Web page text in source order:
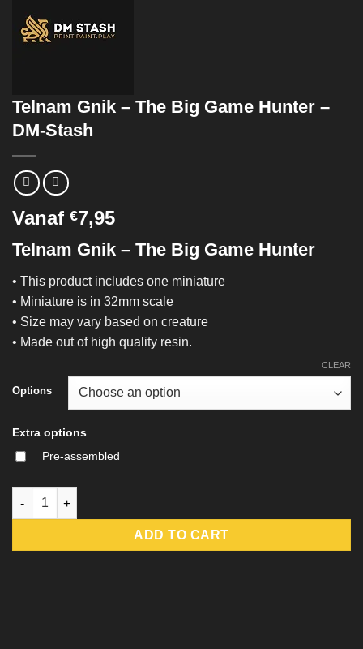
Telnam Gnik – The Big Game Hunter –
DM-Stash
Vanaf €7,95
Telnam Gnik – The Big Game Hunter
• This product includes one miniature
• Miniature is in 32mm scale
• Size may vary based on creature
• Made out of high quality resin.
Options
CLEAR
Extra options
Pre-assembled
Telnam Gnik - The Big Game Hunter - DM-Stash quantity
ADD TO CART